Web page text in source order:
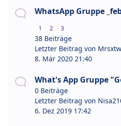
WhatsApp Gruppe
1 2 3
38 Beiträge
Letzter Beitrag von
8. Mär 2020 21:40
What's App Gruppe
0 Beiträge
Letzter Beitrag von
6. Dez 2019 17:42